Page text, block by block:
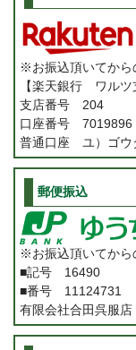
※お振込頂いてから
【楽天銀行 ワルツ
支店番号 204
口座番号 7019896
普通口座 ユ）ゴウ
郵便振込
※お振込頂いてから
■記号 16490
■番号 11124731
有限会社合田呉服店